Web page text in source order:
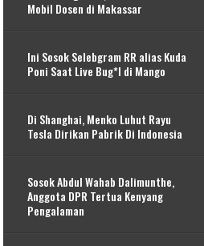
Mobil Dosen di Makassar
Ini Sosok Selebgram RR alias Kuda
Poni Saat Live Bug*l di Mango
Di Shanghai, Menko Luhut Rayu
Tesla Dirikan Pabrik Di Indonesia
Sosok Abdul Wahab Dalimunthe,
Anggota DPR Tertua Kenyang
Pengalaman